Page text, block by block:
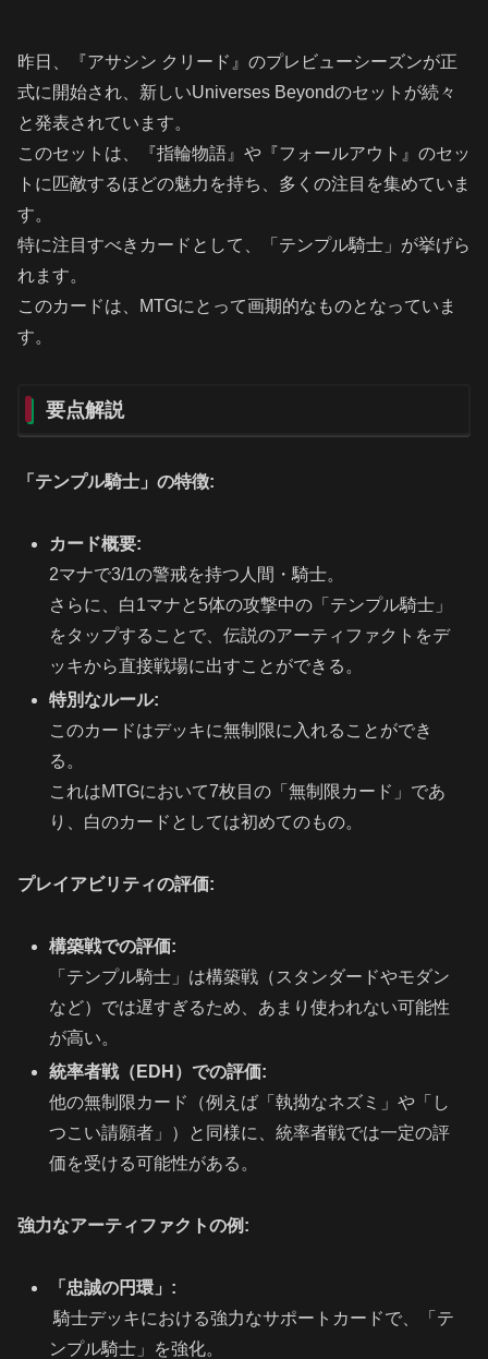
昨日、『アサシン クリード』のプレビューシーズンが正
式に開始され、新しいUniverses Beyondのセットが続々
と発表されています。
このセットは、『指輪物語』や『フォールアウト』のセッ
トに匹敵するほどの魅力を持ち、多くの注目を集めていま
す。
特に注目すべきカードとして、「テンプル騎士」が挙げら
れます。
このカードは、MTGにとって画期的なものとなっていま
す。
要点解説
「テンプル騎士」の特徴:
カード概要:
2マナで3/1の警戒を持つ人間・騎士。
さらに、白1マナと5体の攻撃中の「テンプル騎士」
をタップすることで、伝説のアーティファクトをデ
ッキから直接戦場に出すことができる。
特別なルール:
このカードはデッキに無制限に入れることができ
る。
これはMTGにおいて7枚目の「無制限カード」であ
り、白のカードとしては初めてのもの。
プレイアビリティの評価:
構築戦での評価:
「テンプル騎士」は構築戦（スタンダードやモダン
など）では遅すぎるため、あまり使われない可能性
が高い。
統率者戦（EDH）での評価:
他の無制限カード（例えば「執拗なネズミ」や「し
つこい請願者」）と同様に、統率者戦では一定の評
価を受ける可能性がある。
強力なアーティファクトの例:
「忠誠の円環」:
騎士デッキにおける強力なサポートカードで、「テ
ンプル騎士」を強化。